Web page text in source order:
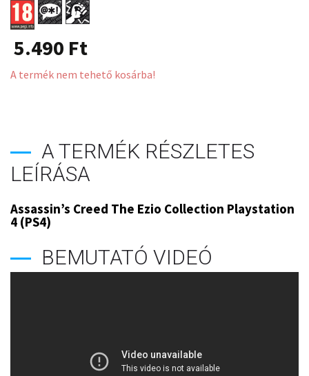
5.490 Ft
A termék nem tehető kosárba!
A TERMÉK RÉSZLETES
LEÍRÁSA
Assassin’s Creed The Ezio Collection Playstation
4 (PS4)
BEMUTATÓ VIDEÓ